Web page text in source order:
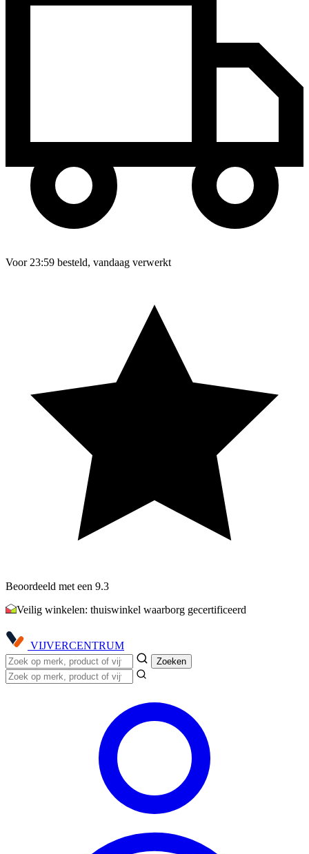
Voor 23:59 besteld, vandaag verwerkt
Beoordeeld met een 9.3
Veilig winkelen: thuiswinkel waarborg gecertificeerd
VIJVERCENTRUM
Zoeken